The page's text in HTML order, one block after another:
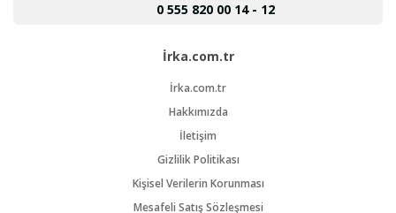
0 555 820 00 14 - 12
İrka.com.tr
İrka.com.tr
Hakkımızda
İletişim
Gizlilik Politikası
Kişisel Verilerin Korunması
Mesafeli Satış Sözleşmesi